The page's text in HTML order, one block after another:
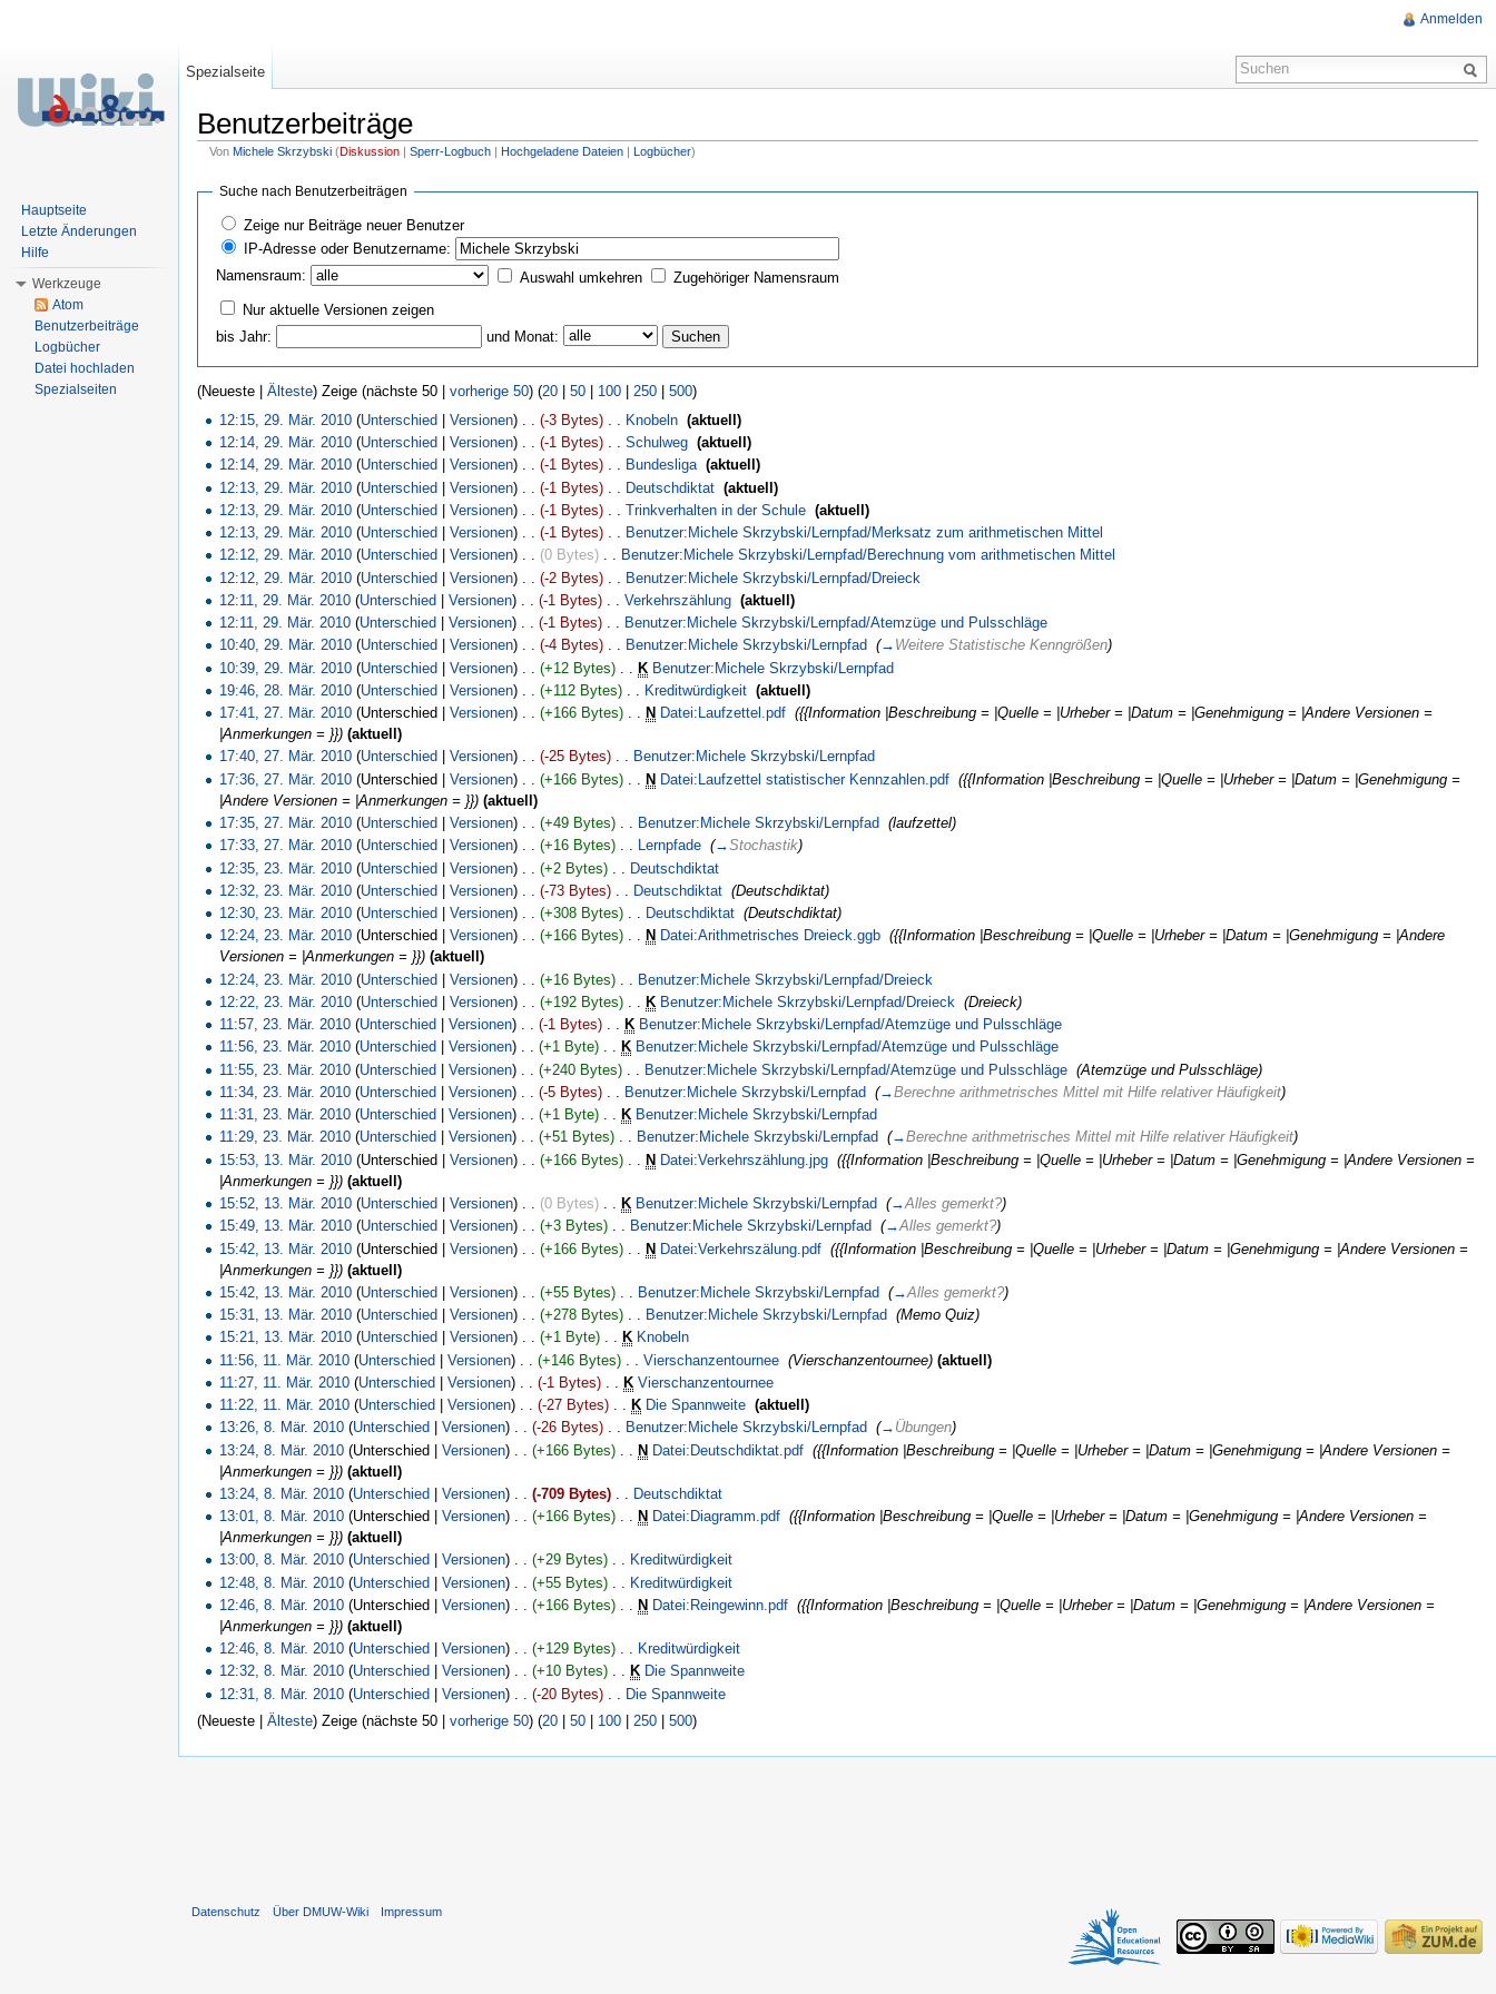
Benutzerbeiträge
Von Michele Skrzybski(Diskussion| Sperr-Logbuch| Hochgeladene Dateien| Logbücher)
Suche nach Benutzerbeiträgen
Zeige nur Beiträge neuer Benutzer
IP-Adresse oder Benutzername:
Namensraum:
Auswahl umkehren
Zugehöriger Namensraum
Nur aktuelle Versionen zeigen
bis Jahr:
und Monat:
(Neueste | Älteste) Zeige (nächste 50 | vorherige 50) (20 50 100 250 500)
12:15, 29. Mär. 2010 (Unterschied |Versionen) (-3 Bytes) Knobeln ‎(aktuell)
12:14, 29. Mär. 2010 (Unterschied |Versionen) . . (-1 Bytes) . . Schulweg ‎(aktuell)
12:14, 29. Mär. 2010 (Unterschied |Versionen) . . (-1 Bytes) . . Bundesliga‎(aktuell)
12:13, 29. Mär. 2010 (Unterschied |Versionen) (-1 Bytes) Deutschdiktat ‎(aktuell)
12:13, 29. Mär. 2010 (Unterschied |Versionen) (-1 Bytes) Trinkverhalten in der Schule ‎(aktuell)
12:13, 29. Mär. 2010 (Unterschied |Versionen) . . (-1 Bytes) . . Benutzer:Michele Skrzybski/Lernpfad/Merksatz zum arithmetischen Mittel
12:12, 29. Mär. 2010 (Unterschied |Versionen) . . (0 Bytes) . . Benutzer:Michele Skrzybski/Lernpfad/Berechnung vom arithmetischen Mittel
12:12, 29. Mär. 2010 (Unterschied |Versionen) (-2 Bytes) Benutzer:Michele Skrzybski/Lernpfad/Dreieck
12:11, 29. Mär. 2010 (Unterschied |Versionen) (-1 Bytes) Verkehrszählung ‎(aktuell)
12:11, 29. Mär. 2010 (Unterschied |Versionen) . . (-1 Bytes) . . Benutzer:Michele Skrzybski/Lernpfad/Atemzüge und Pulsschläge
10:40, 29. Mär. 2010 (Unterschied |Versionen) . . (-4 Bytes) . . Benutzer:Michele Skrzybski/Lernpfad ‎(→ Weitere Statistische Kenngrößen)
10:39, 29. Mär. 2010 (Unterschied |Versionen) (+12 Bytes) K Benutzer:Michele Skrzybski/Lernpfad
19:46, 28. Mär. 2010 (Unterschied |Versionen) (+112 Bytes) Kreditwürdigkeit ‎(aktuell)
17:41, 27. Mär. 2010 (Unterschied |Versionen) . . (+166 Bytes) . . N Datei:Laufzettel.pdf ‎({{Information |Beschreibung = |Quelle = |Urheber = |Datum = |Genehmigung = |Andere Versionen =
|Anmerkungen = }}) (aktuell)
17:40, 27. Mär. 2010 (Unterschied |Versionen) . . (-25 Bytes) . . Benutzer:Michele Skrzybski/Lernpfad
17:36, 27. Mär. 2010 (Unterschied |Versionen) (+166 Bytes) N Datei:Laufzettel statistischer Kennzahlen.pdf ‎({{Information |Beschreibung = |Quelle = |Urheber = |Datum = |Genehmigung =
|Andere Versionen = |Anmerkungen = }}) (aktuell)
17:35, 27. Mär. 2010 (Unterschied |Versionen) (+49 Bytes) Benutzer:Michele Skrzybski/Lernpfad ‎(laufzettel)
17:33, 27. Mär. 2010 (Unterschied |Versionen) . . (+16 Bytes) . . Lernpfade ‎(→Stochastik)
12:35, 23. Mär. 2010 (Unterschied |Versionen) (+2 Bytes) Deutschdiktat
12:32, 23. Mär. 2010 (Unterschied |Versionen) (-73 Bytes) Deutschdiktat ‎(Deutschdiktat)
12:30, 23. Mär. 2010 (Unterschied |Versionen) . . (+308 Bytes) . . Deutschdiktat ‎(Deutschdiktat)
12:24, 23. Mär. 2010 (Unterschied |Versionen) . . (+166 Bytes) . . N Datei:Arithmetrisches Dreieck.ggb ‎({{Information |Beschreibung = |Quelle = |Urheber = |Datum = |Genehmigung = |Andere
Versionen = |Anmerkungen = }}) (aktuell)
12:24, 23. Mär. 2010 (Unterschied |Versionen) (+16 Bytes) Benutzer:Michele Skrzybski/Lernpfad/Dreieck
12:22, 23. Mär. 2010 (Unterschied |Versionen) (+192 Bytes) K Benutzer:Michele Skrzybski/Lernpfad/Dreieck ‎(Dreieck)
11:57, 23. Mär. 2010 (Unterschied |Versionen) . . (-1 Bytes) . . K Benutzer:Michele Skrzybski/Lernpfad/Atemzüge und Pulsschläge
11:56, 23. Mär. 2010 (Unterschied |Versionen) . . (+1 Byte) . . K Benutzer:Michele Skrzybski/Lernpfad/Atemzüge und Pulsschläge
11:55, 23. Mär. 2010 (Unterschied |Versionen) (+240 Bytes) Benutzer:Michele Skrzybski/Lernpfad/Atemzüge und Pulsschläge ‎(Atemzüge und Pulsschläge)
11:34, 23. Mär. 2010 (Unterschied |Versionen) (-5 Bytes) Benutzer:Michele Skrzybski/Lernpfad ‎(→Berechne arithmetrisches Mittel mit Hilfe relativer Häufigkeit)
11:31, 23. Mär. 2010 (Unterschied |Versionen) . . (+1 Byte) . . K Benutzer:Michele Skrzybski/Lernpfad
11:29, 23. Mär. 2010 (Unterschied |Versionen) . . (+51 Bytes) . . Benutzer:Michele Skrzybski/Lernpfad ‎(→Berechne arithmetrisches Mittel mit Hilfe relativer Häufigkeit)
15:53, 13. Mär. 2010 (Unterschied |Versionen) (+166 Bytes) N Datei:Verkehrszählung.jpg ‎({{Information |Beschreibung = |Quelle = |Urheber = |Datum = |Genehmigung = |Andere Versionen =
|Anmerkungen = }}) (aktuell)
15:52, 13. Mär. 2010 (Unterschied |Versionen) (0 Bytes) K Benutzer:Michele Skrzybski/Lernpfad ‎(→Alles gemerkt?)
15:49, 13. Mär. 2010 (Unterschied |Versionen) . . (+3 Bytes) . . Benutzer:Michele Skrzybski/Lernpfad ‎(→Alles gemerkt?)
15:42, 13. Mär. 2010 (Unterschied |Versionen) (+166 Bytes) N Datei:Verkehrszälung.pdf ‎({{Information |Beschreibung = |Quelle = |Urheber = |Datum = |Genehmigung = |Andere Versionen =
|Anmerkungen = }}) (aktuell)
15:42, 13. Mär. 2010 (Unterschied |Versionen) (+55 Bytes) Benutzer:Michele Skrzybski/Lernpfad ‎(→Alles gemerkt?)
15:31, 13. Mär. 2010 (Unterschied |Versionen) . . (+278 Bytes) . . Benutzer:Michele Skrzybski/Lernpfad ‎(Memo Quiz)
15:21, 13. Mär. 2010 (Unterschied |Versionen) . . (+1 Byte) . . K Knobeln
11:56, 11. Mär. 2010 (Unterschied |Versionen) (+146 Bytes) Vierschanzentournee ‎(Vierschanzentournee) (aktuell)
11:27, 11. Mär. 2010 (Unterschied |Versionen) (-1 Bytes) K Vierschanzentournee
11:22, 11. Mär. 2010 (Unterschied |Versionen) . . (-27 Bytes) . . K Die Spannweite ‎(aktuell)
13:26, 8. Mär. 2010 (Unterschied |Versionen) . . (-26 Bytes) . . Benutzer:Michele Skrzybski/Lernpfad ‎(→ Übungen)
13:24, 8. Mär. 2010 (Unterschied |Versionen) (+166 Bytes) N Datei:Deutschdiktat.pdf ‎({{Information |Beschreibung = |Quelle = |Urheber = |Datum = |Genehmigung = |Andere Versionen =
|Anmerkungen = }}) (aktuell)
13:24, 8. Mär. 2010 (Unterschied |Versionen) (-709 Bytes) Deutschdiktat
13:01, 8. Mär. 2010 (Unterschied |Versionen) . . (+166 Bytes) . . N Datei:Diagramm.pdf ‎({{Information |Beschreibung = |Quelle = |Urheber = |Datum = |Genehmigung = |Andere Versionen =
|Anmerkungen = }}) (aktuell)
13:00, 8. Mär. 2010 (Unterschied |Versionen) . . (+29 Bytes) . . Kreditwürdigkeit
12:48, 8. Mär. 2010 (Unterschied |Versionen) (+55 Bytes) Kreditwürdigkeit
12:46, 8. Mär. 2010 (Unterschied |Versionen) (+166 Bytes) N Datei:Reingewinn.pdf ‎({{Information |Beschreibung = |Quelle = |Urheber = |Datum = |Genehmigung = |Andere Versionen =
|Anmerkungen = }}) (aktuell)
12:46, 8. Mär. 2010 (Unterschied |Versionen) . . (+129 Bytes) . . Kreditwürdigkeit
12:32, 8. Mär. 2010 (Unterschied |Versionen) . . (+10 Bytes) . . K Die Spannweite
12:31, 8. Mär. 2010 (Unterschied |Versionen) (-20 Bytes) Die Spannweite
(Neueste | Älteste) Zeige (nächste 50 | vorherige 50) (20 50 100 250 500)
Anmelden
Spezialseite
Hauptseite
Letzte Änderungen
Hilfe
Werkzeuge
Atom
Benutzerbeiträge
Logbücher
Datei hochladen
Spezialseiten
Datenschutz Über DMUW-Wiki Impressum